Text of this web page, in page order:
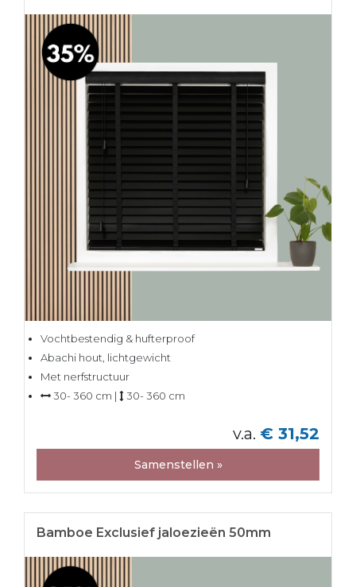
Vochtbestendig & hufterproof
Abachi hout, lichtgewicht
Met nerfstructuur
30- 360 cm |
30- 360 cm
v.a. € 31,52
Samenstellen »
Bamboe Exclusief jaloezieën 50mm